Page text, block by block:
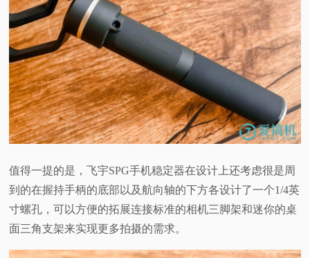
值得一提的是，飞宇SPG手机稳定器在设计上还考虑很是周
到的在握持手柄的底部以及航向轴的下方各设计了一个1/4英
寸螺孔，可以方便的拓展连接标准的相机三脚架和迷你的桌
面三角支架来实现更多拍摄的需求。